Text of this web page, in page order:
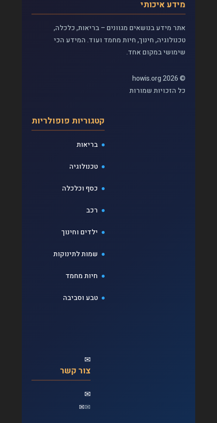
מידע איכותי
אתר מידע בנושאים מגוונים – בריאות, כלכלה,
טכנולוגיה, חינוך, חיות מחמד ועוד. המידע הכי
שימושי במקום אחד.
© 2026 howis.org
כל הזכויות שמורות
קטגוריות פופולריות
בריאות
טכנולוגיה
כסף וכלכלה
רכב
ילדים וחינוך
שמות לתינוקות
חיות מחמד
טבע וסביבה
✉
צור קשר
✉
✉
✉